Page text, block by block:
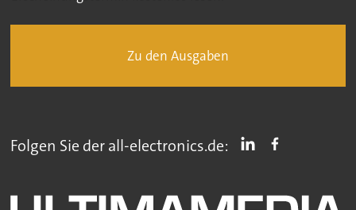
Zu den Ausgaben
Folgen Sie der all-electronics.de: